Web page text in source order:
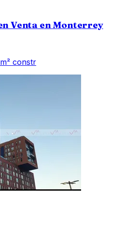
Venta en Monterrey
m² constr